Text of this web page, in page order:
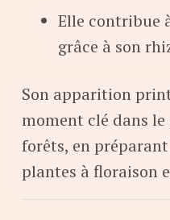
Elle contribue
grâce à son
Son apparition
moment clé dans le
forêts, en
plantes à floraison